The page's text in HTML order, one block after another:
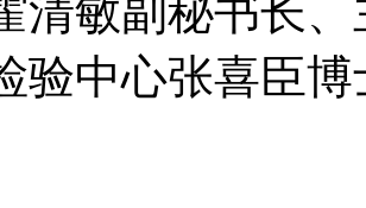
清敏副秘书长
验中心张喜臣博